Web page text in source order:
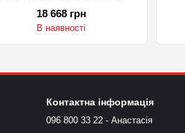
18 668 грн
В наявності
Контактна інформація
096 800 33 22 - Анастасія